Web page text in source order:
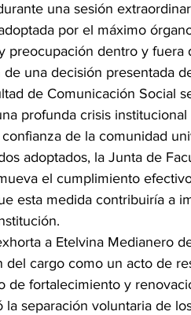
una sesión
por el máximo
preocupación dentro y fuera
una decisión presentada
de Comunicación Social
profunda crisis
de la comunidad
adoptados, la Junta de
el cumplimiento
esta medida contribuiría a
a Etelvina Medianero
del cargo como un acto de
de fortalecimiento y
la separación voluntaria de